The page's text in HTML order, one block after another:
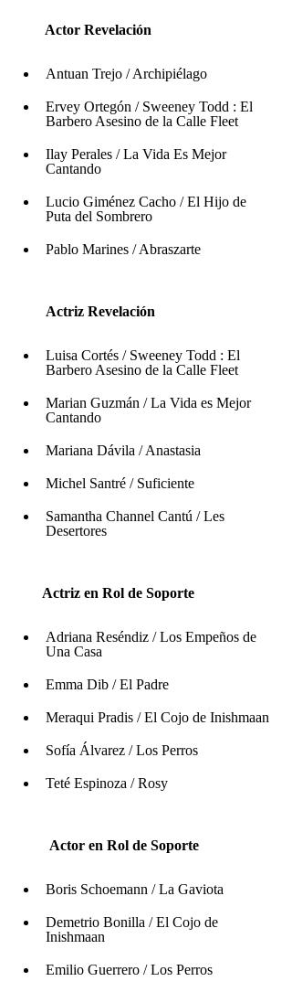
Actor Revelación
Antuan Trejo / Archipiélago
Ervey Ortegón / Sweeney Todd : El
Barbero Asesino de la Calle Fleet
Ilay Perales / La Vida Es Mejor
Cantando
Lucio Giménez Cacho / El Hijo de
Puta del Sombrero
Pablo Marines / Abraszarte
Actriz Revelación
Luisa Cortés / Sweeney Todd : El
Barbero Asesino de la Calle Fleet
Marian Guzmán / La Vida es Mejor
Cantando
Mariana Dávila / Anastasia
Michel Santré / Suficiente
Samantha Channel Cantú / Les
Desertores
Actriz en Rol de Soporte
Adriana Reséndiz / Los Empeños de
Una Casa
Emma Dib / El Padre
Meraqui Pradis / El Cojo de Inishmaan
Sofía Álvarez / Los Perros
Teté Espinoza / Rosy
Actor en Rol de Soporte
Boris Schoemann / La Gaviota
Demetrio Bonilla / El Cojo de
Inishmaan
Emilio Guerrero / Los Perros